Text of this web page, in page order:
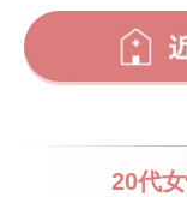
20代